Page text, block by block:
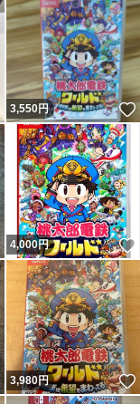
いいね！
3,550円
いいね！
4,000円
いいね！
3,980円